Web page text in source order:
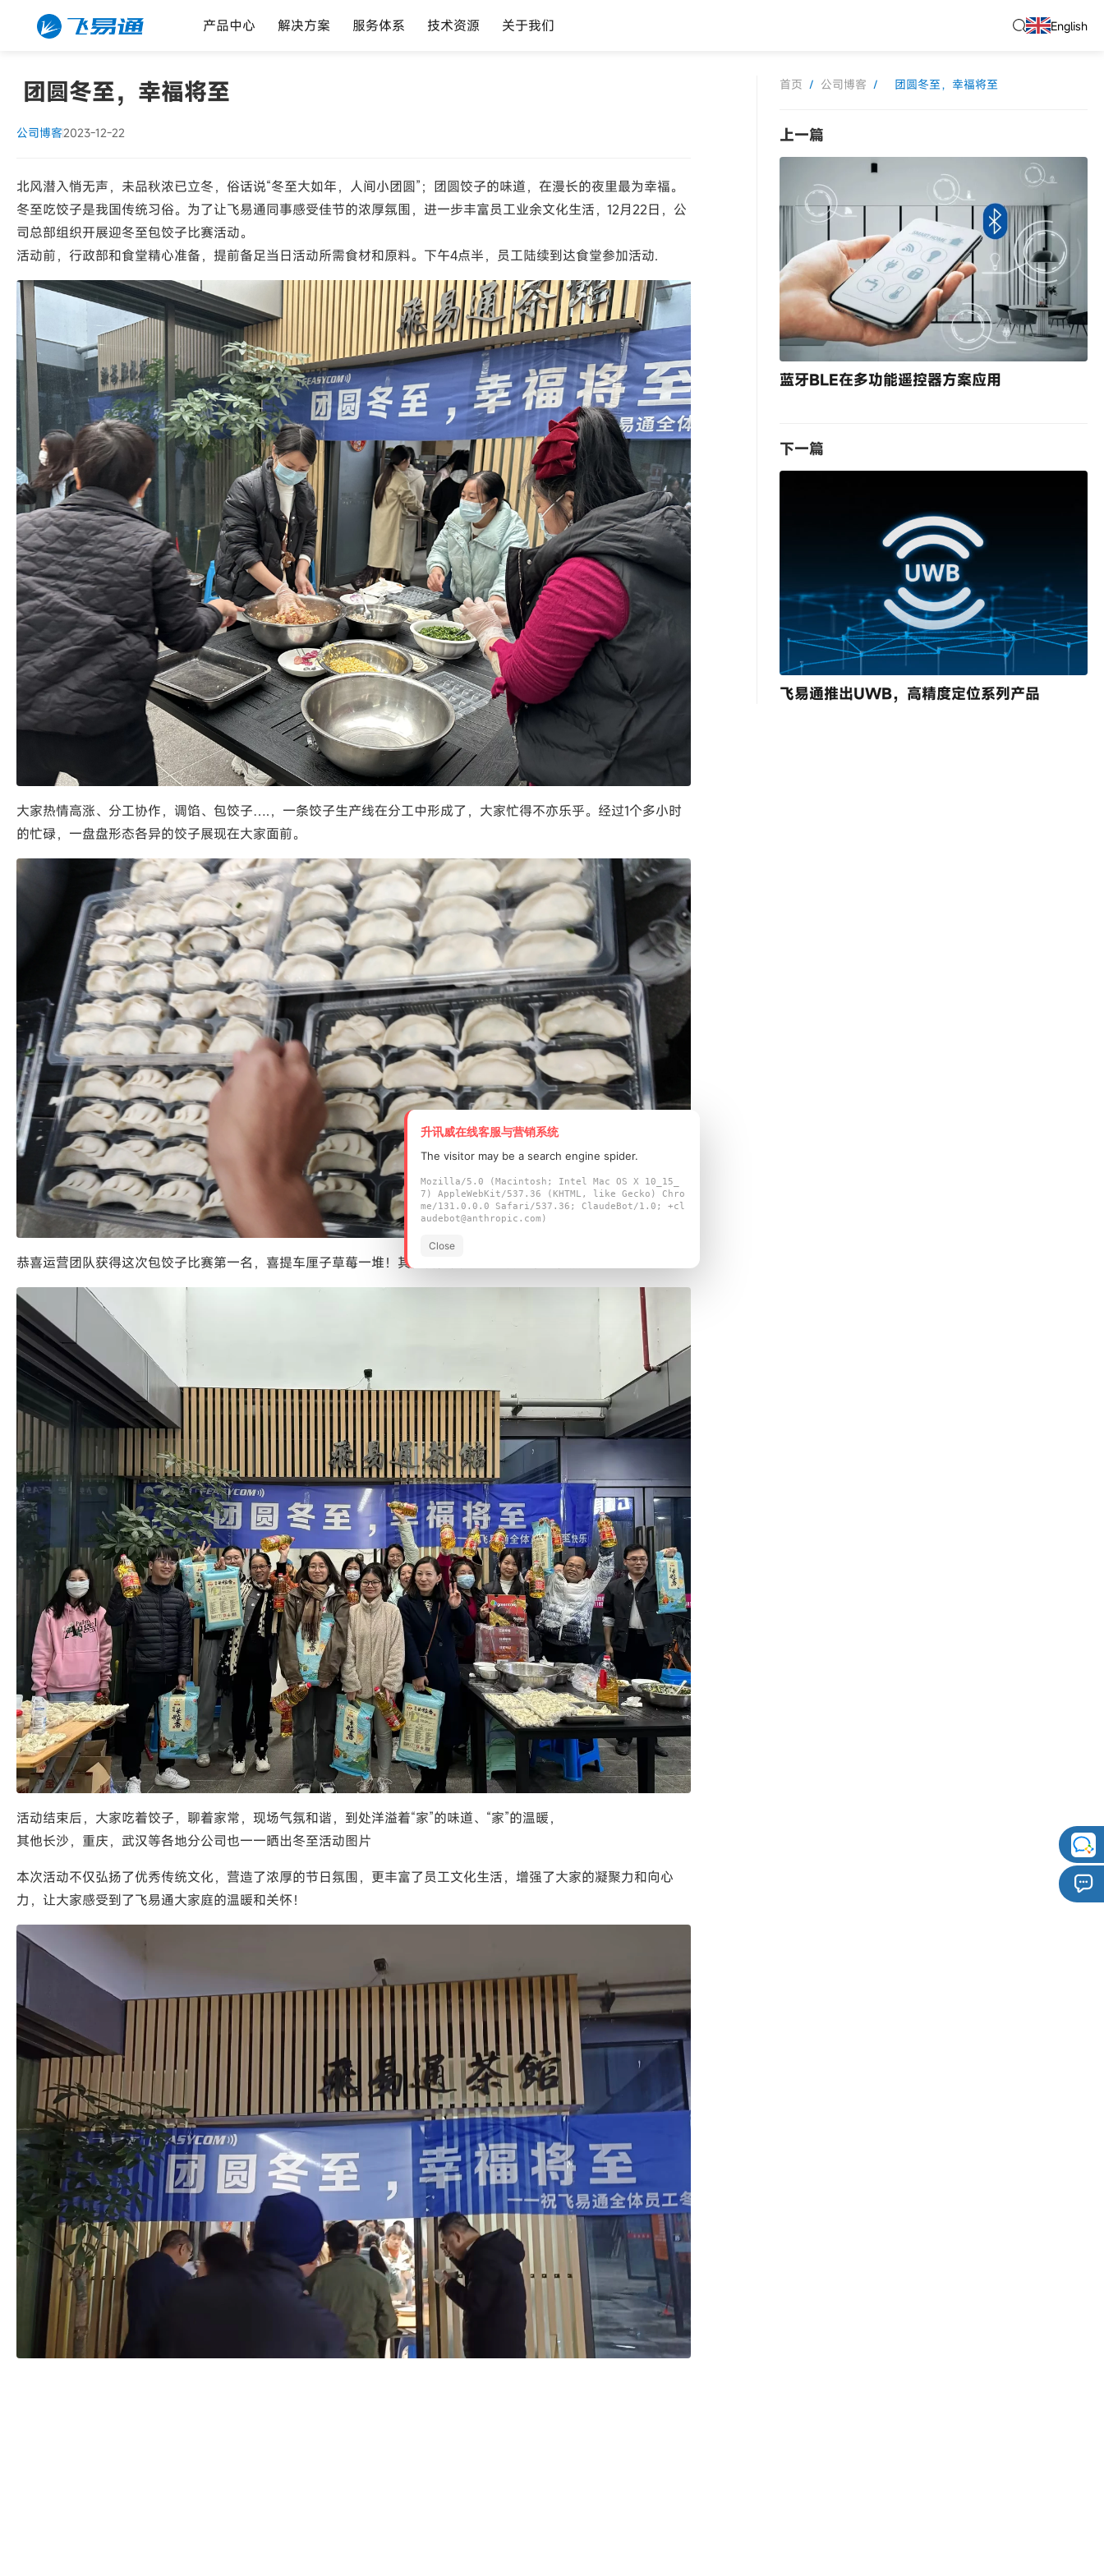
产品中心 解决方案 服务体系 技术资源 关于我们 English
团圆冬至，幸福将至
公司博客2023-12-22
北风潜入悄无声，未品秋浓已立冬，俗话说“冬至大如年，人间小团圆”；团圆饺子的味道，在漫长的夜里最为幸福。
冬至吃饺子是我国传统习俗。为了让飞易通同事感受佳节的浓厚氛围，进一步丰富员工业余文化生活，12月22日，公
司总部组织开展迎冬至包饺子比赛活动。
活动前，行政部和食堂精心准备，提前备足当日活动所需食材和原料。下午4点半，员工陆续到达食堂参加活动.
大家热情高涨、分工协作，调馅、包饺子….，一条饺子生产线在分工中形成了，大家忙得不亦乐乎。经过1个多小时
的忙碌，一盘盘形态各异的饺子展现在大家面前。
恭喜运营团队获得这次包饺子比赛第一名，喜提车厘子草莓一堆！其他各参赛同事也获得丰厚礼品！
活动结束后，大家吃着饺子，聊着家常，现场气氛和谐，到处洋溢着“家”的味道、“家”的温暖，
其他长沙，重庆，武汉等各地分公司也一一晒出冬至活动图片
本次活动不仅弘扬了优秀传统文化，营造了浓厚的节日氛围，更丰富了员工文化生活，增强了大家的凝聚力和向心
力，让大家感受到了飞易通大家庭的温暖和关怀！
首页 / 公司博客 / 团圆冬至，幸福将至
上一篇
蓝牙BLE在多功能遥控器方案应用
下一篇
飞易通推出UWB，高精度定位系列产品
升讯威在线客服与营销系统
The visitor may be a search engine spider.
Mozilla/5.0 (Macintosh; Intel Mac OS X 10_15_
7) AppleWebKit/537.36 (KHTML, like Gecko) Chro
me/131.0.0.0 Safari/537.36; ClaudeBot/1.0; +cl
audebot@anthropic.com)
Close